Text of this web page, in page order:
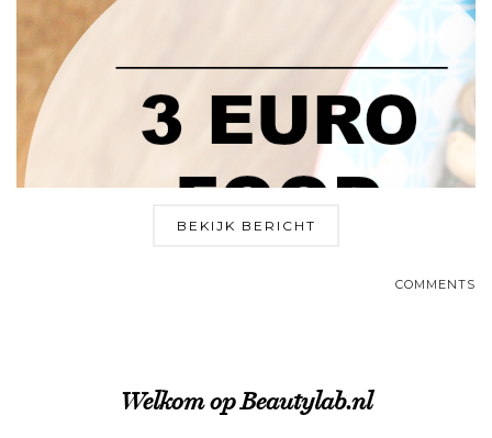
BEKIJK BERICHT
COMMENTS
Welkom op Beautylab.nl